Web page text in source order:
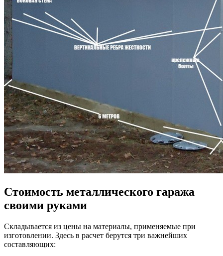
Стоимость металлического гаража
своими руками
Складывается из цены на материалы, применяемые при
изготовлении. Здесь в расчет берутся три важнейших
составляющих: